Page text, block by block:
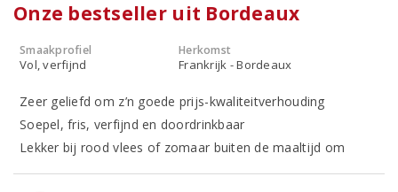
Onze bestseller uit Bordeaux
Smaakprofiel
Vol, verfijnd
Herkomst
Frankrijk - Bordeaux
Zeer geliefd om z’n goede prijs-kwaliteitverhouding
Soepel, fris, verfijnd en doordrinkbaar
Lekker bij rood vlees of zomaar buiten de maaltijd om